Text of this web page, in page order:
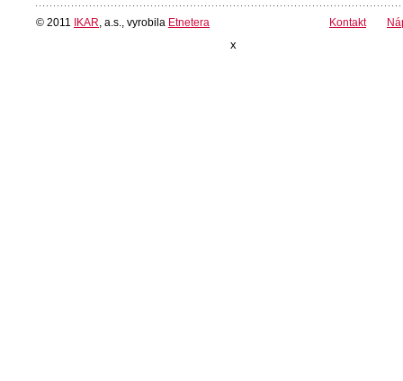
© 2011 IKAR , a.s., vyrobila Etnetera Kontakt
x